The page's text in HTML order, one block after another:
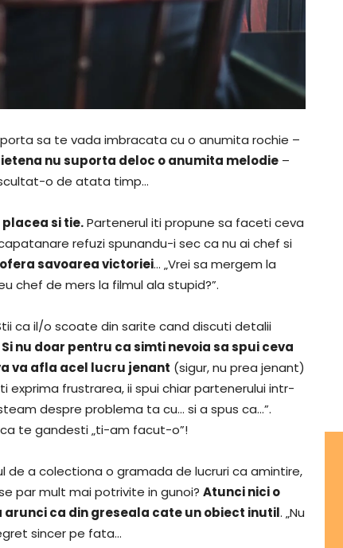
sa te vada imbracata cu o anumita rochie –
nu suporta deloc o anumita melodie –
o de atata timp…
si tie.Partenerul iti propune sa faceti ceva
refuzi spunandu-i sec ca nu ai chef si
savoarea victoriei… „Vrei sa mergem la
chef de mers la filmul ala stupid?”.
ca il/o scoate din sarite cand discuti detalii
Si nu doar pentru ca simti nevoia sa spui ceva
va afla acel lucru jenant (sigur, nu prea jenant)
frustrarea, ii spui chiar partenerului intr-
despre problema ta cu… si a spus ca…”.
te gandesti „ti-am facut-o”!
de a colectiona o gramada de lucruri ca amintire,
par mult mai potrivite in gunoi? Atunci nici o
ca din greseala cate un obiect inutil. „Nu
sincer pe fata…